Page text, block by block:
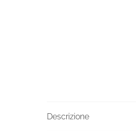
Descrizione